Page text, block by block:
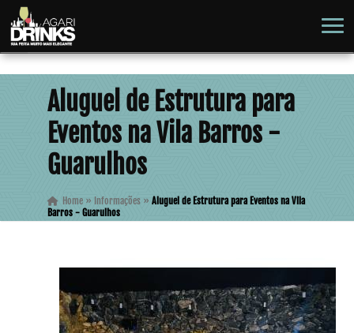
Aluguel de Estrutura para
Eventos na Vila Barros -
Guarulhos
Home» Informações » Aluguel de Estrutura para Eventos na Vila
Barros - Guarulhos